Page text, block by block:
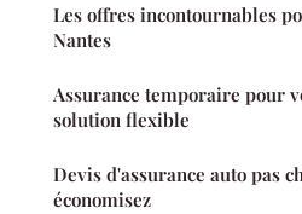
Les offres incontournables
Nantes
Assurance temporaire pour
solution flexible
Devis d'assurance auto pas
économisez